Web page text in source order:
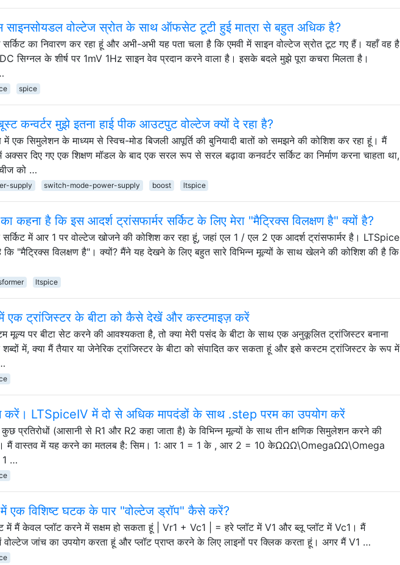
साइनसोयडल वोल्टेज स्रोत के साथ ऑफसेट टूटी हुई मात्रा से बहुत अधिक है?
सर्किट का निवारण कर रहा हूं और अभी-अभी यह पता चला है कि एमवी में साइन वोल्टेज स्रोत टूट गए हैं। यहाँ वह है
सिग्नल के शीर्ष पर 1mV 1Hz साइन वेव प्रदान करने वाला है। इसके बदले मुझे पूरा कचरा मिलता है।
spice
कन्वर्टर मुझे इतना हाई पीक आउटपुट वोल्टेज क्यों दे रहा है?
में एक सिमुलेशन के माध्यम से स्विच-मोड बिजली आपूर्ति की बुनियादी बातों को समझने की कोशिश कर रहा हूं। मैं
अक्सर दिए गए एक शिक्षण मॉडल के बाद एक सरल रूप से सरल बढ़ावा कनवर्टर सर्किट का निर्माण करना चाहता था,
को …
supply switch-mode-power-supply boost ltspice
कहना है कि इस आदर्श ट्रांसफार्मर सर्किट के लिए मेरा "मैट्रिक्स विलक्षण है" क्यों है?
सर्किट में आर 1 पर वोल्टेज खोजने की कोशिश कर रहा हूं, जहां एल 1 / एल 2 एक आदर्श ट्रांसफार्मर है। LTSpice
कि "मैट्रिक्स विलक्षण है"। क्यों? मैंने यह देखने के लिए बहुत सारे विभिन्न मूल्यों के साथ खेलने की कोशिश की है कि
ltspice
एक ट्रांजिस्टर के बीटा को कैसे देखें और कस्टमाइज़ करें
मूल्य पर बीटा सेट करने की आवश्यकता है, तो क्या मेरी पसंद के बीटा के साथ एक अनुकूलित ट्रांजिस्टर बनाना
में, क्या मैं तैयार या जेनेरिक ट्रांजिस्टर के बीटा को संपादित कर सकता हूं और इसे कस्टम ट्रांजिस्टर के रूप में
करें। LTSpiceIV में दो से अधिक मापदंडों के साथ .step परम का उपयोग करें
प्रतिरोधों (आसानी से R1 और R2 कहा जाता है) के विभिन्न मूल्यों के साथ तीन क्षणिक सिमुलेशन करने की
मैं वास्तव में यह करने का मतलब है: सिम। 1: आर 1 = 1 के , आर 2 = 10 केΩΩΩ\OmegaΩΩ\Omega
1 …
एक विशिष्ट घटक के पार "वोल्टेज ड्रॉप" कैसे करें?
में मैं केवल प्लॉट करने में सक्षम हो सकता हूं | Vr1 + Vc1 | = हरे प्लॉट में V1 और ब्लू प्लॉट में Vc1। मैं
वोल्टेज जांच का उपयोग करता हूं और प्लॉट प्राप्त करने के लिए लाइनों पर क्लिक करता हूं। अगर मैं V1 …